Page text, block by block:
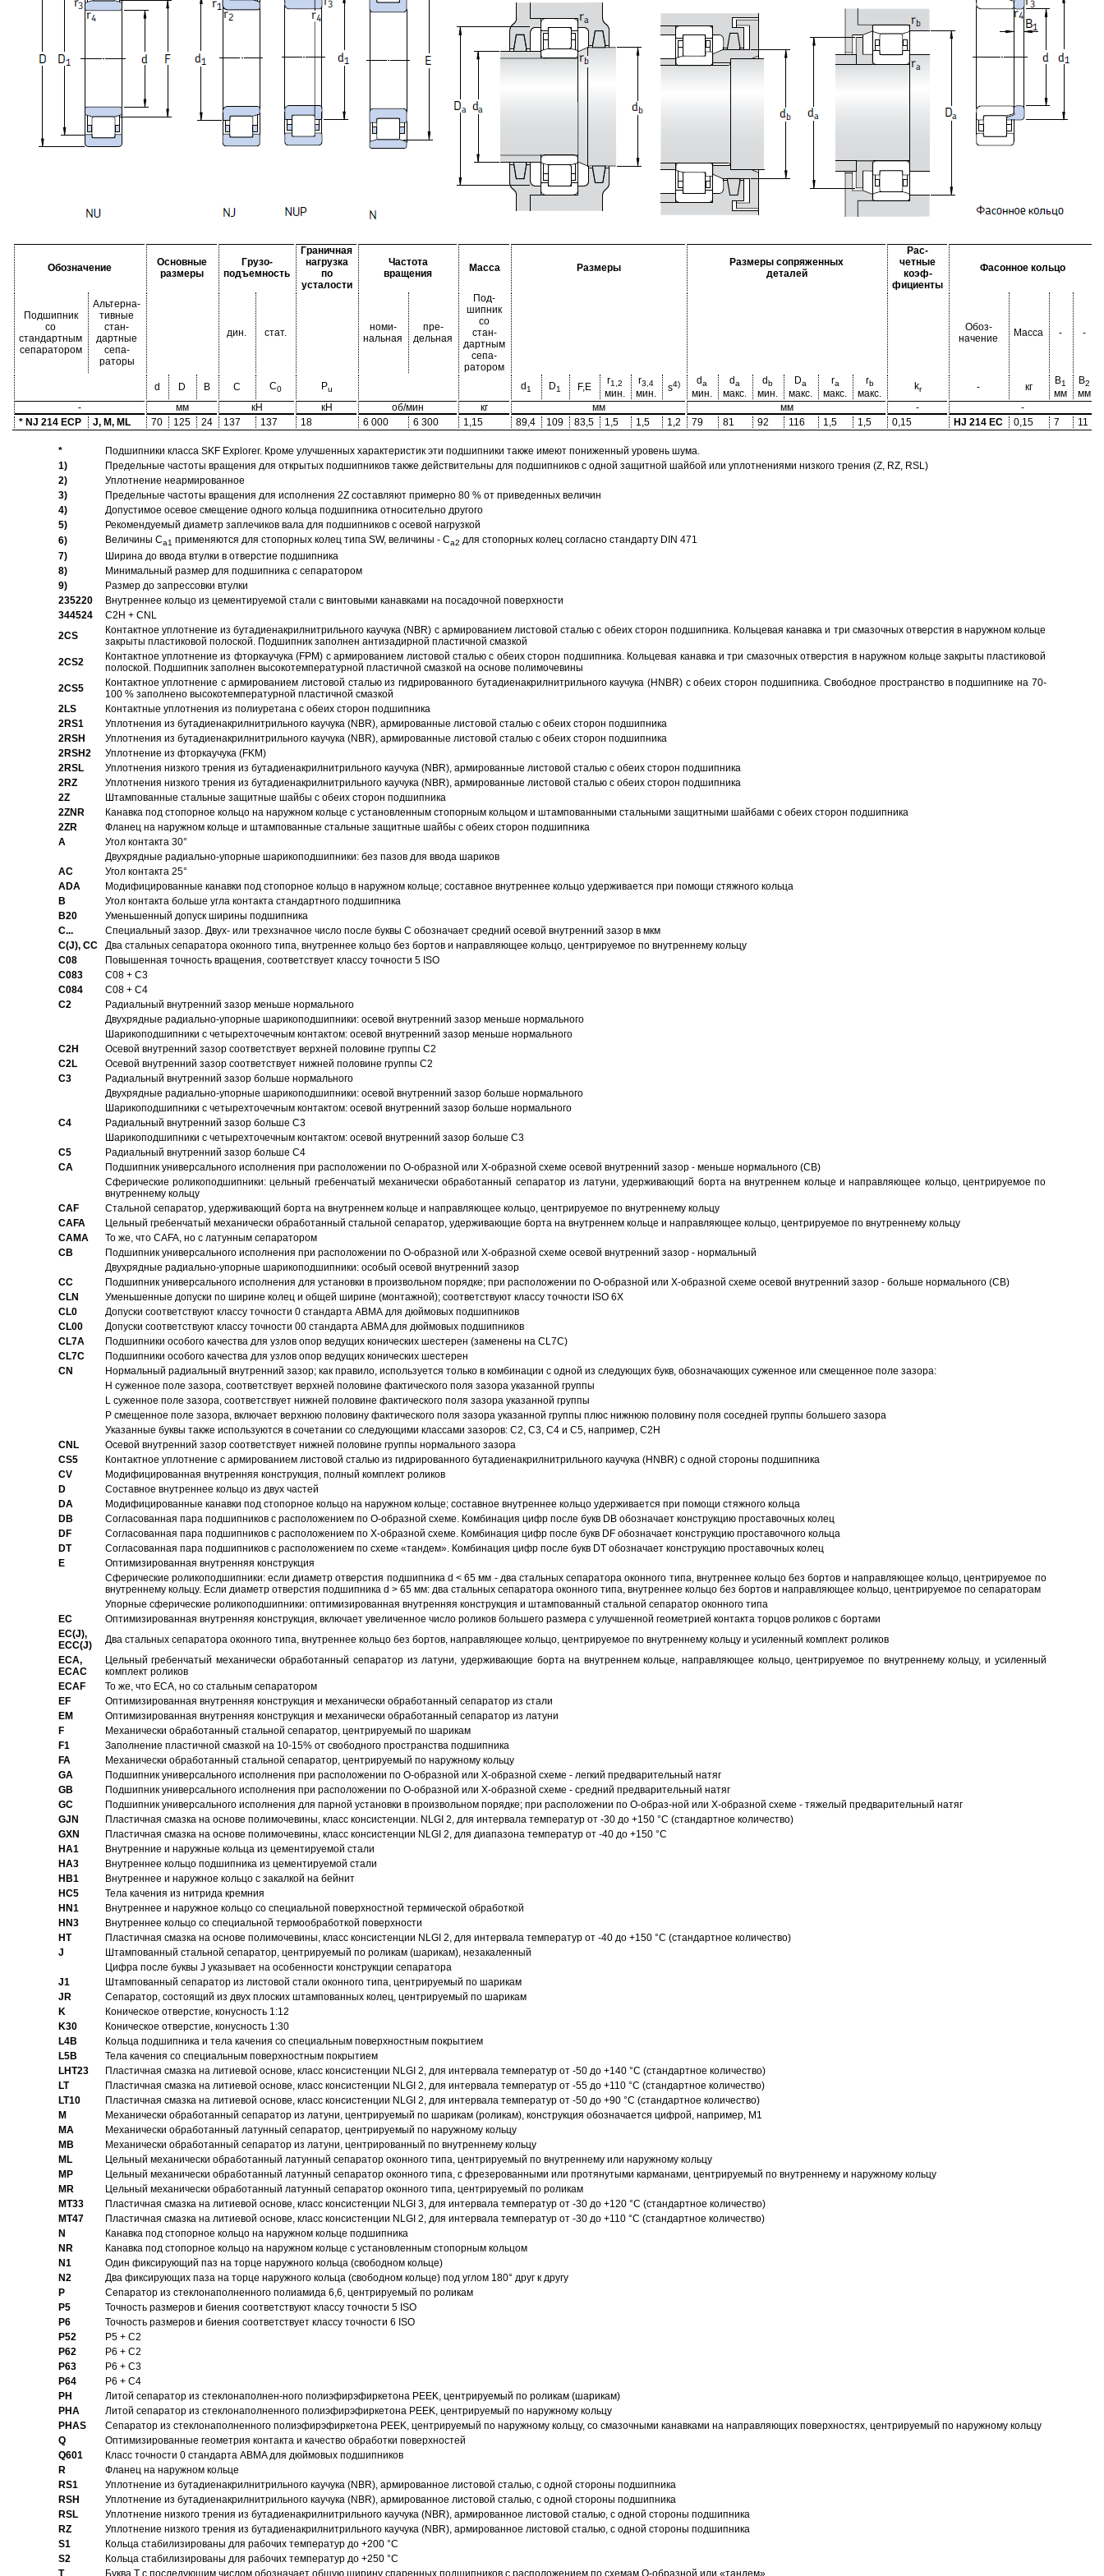
Обозначение
Основные
размеры
Грузо-
подъемность
Граничная
нагрузка
по
усталости
Частота
вращения
Масса Размеры
Размеры сопряженных
деталей
Рас-
четные
коэф-
фициенты
Фасонное кольцо
Подшипник
со
стандартным
сепаратором
Альтерна-
тивные
стан-
дартные
сепа-
раторы
дин. стат.
номи-
нальная
пре-
дельная
Под-
шипник
со
стан-
дартным
сепа-
ратором
Обоз-
начение
Масса - -
d D B C C0 Pu d1 D1 F,E
r1,2
мин.
r3,4
мин.
s4) da
мин.
da
макс.
d b
мин.
Da
макс.
ra
макс.
rb
макс.
kr - кг
B1
мм
B2
мм
-
мм кН кН об/мин кг мм мм -
-
* NJ 214 ECP
J, M, ML 70 125 24 137 137 18 6 000 6 300 1,15 89,4 109 83,5 1,5 1,5 1,2 79 81 92 116 1,5 1,5 0,15 HJ 214 EC 0,15 7 11
*
Подшипники класса SKF Explorer. Кроме улучшенных характеристик эти подшипники также имеют пониженный уровень шума.
1)
Предельные частоты вращения для открытых подшипников также действительны для подшипников с одной защитной шайбой или уплотнениями низкого трения (Z, RZ, RSL)
2)
Уплотнение неармированное
3)
Предельные частоты вращения для исполнения 2Z составляют примерно 80 % от приведенных величин
4)
Допустимое осевое смещение одного кольца подшипника относительно другого
5)
Рекомендуемый диаметр заплечиков вала для подшипников с осевой нагрузкой
6)
Величины Ca1 применяются для стопорных колец типа SW, величины - Ca2 для стопорных колец согласно стандарту DIN 471
7)
Ширина до ввода втулки в отверстие подшипника
8)
Минимальный размер для подшипника с сепаратором
9)
Размер до запрессовки втулки
235220
Внутреннее кольцо из цементируемой стали с винтовыми канавками на посадочной поверхности
344524
C2H + CNL
2CS
Контактное уплотнение из бутадиенакрилнитрильного каучука (NBR) с армированием листовой сталью с обеих сторон подшипника. Кольцевая канавка и три смазочных отверстия в наружном кольце
закрыты пластиковой полоской. Подшипник заполнен антизадирной пластичной смазкой
2CS2
Контактное уплотнение из фторкаучука (FPM) с армированием листовой сталью с обеих сторон подшипника. Кольцевая канавка и три смазочных отверстия в наружном кольце закрыты пластиковой
полоской. Подшипник заполнен высокотемпературной пластичной смазкой на основе полимочевины
2CS5
Контактное уплотнение с армированием листовой сталью из гидрированного бутадиенакрилнитрильного каучука (HNBR) с обеих сторон подшипника. Свободное пространство в подшипнике на 70-
100 % заполнено высокотемпературной пластичной смазкой
2LS
Контактные уплотнения из полиуретана с обеих сторон подшипника
2RS1
Уплотнения из бутадиенакрилнитрильного каучука (NBR), армированные листовой сталью с обеих сторон подшипника
2RSH
Уплотнения из бутадиенакрилнитрильного каучука (NBR), армированные листовой сталью с обеих сторон подшипника
2RSH2
Уплотнение из фторкаучука (FKM)
2RSL
Уплотнения низкого трения из бутадиенакрилнитрильного каучука (NBR), армированные листовой сталью с обеих сторон подшипника
2RZ
Уплотнения низкого трения из бутадиенакрилнитрильного каучука (NBR), армированные листовой сталью с обеих сторон подшипника
2Z
Штампованные стальные защитные шайбы с обеих сторон подшипника
2ZNR
Канавка под стопорное кольцо на наружном кольце с установленным стопорным кольцом и штампованными стальными защитными шайбами с обеих сторон подшипника
2ZR
Фланец на наружном кольце и штампованные стальные защитные шайбы с обеих сторон подшипника
A
Угол контакта 30°
Двухрядные радиально-упорные шарикоподшипники: без пазов для ввода шариков
AC
Угол контакта 25°
ADA
Модифицированные канавки под стопорное кольцо в наружном кольце; составное внутреннее кольцо удерживается при помощи стяжного кольца
B
Угол контакта больше угла контакта стандартного подшипника
B20
Уменьшенный допуск ширины подшипника
C...
Специальный зазор. Двух- или трехзначное число после буквы С обозначает средний осевой внутренний зазор в мкм
C(J), CC
Два стальных сепаратора оконного типа, внутреннее кольцо без бортов и направляющее кольцо, центрируемое по внутреннему кольцу
C08
Повышенная точность вращения, соответствует классу точности 5 ISO
C083
C08 + C3
C084
C08 + C4
C2
Pадиальный внутренний зазор меньше нормального
Двухрядные радиально-упорные шарикоподшипники: осевой внутренний зазор меньше нормального
Шарикоподшипники с четырехточечным контактом: осевой внутренний зазор меньше нормального
C2H
Осевой внутренний зазор соответствует верхней половине группы C2
C2L
Осевой внутренний зазор соответствует нижней половине группы C2
C3
Pадиальный внутренний зазор больше нормального
Двухрядные радиально-упорные шарикоподшипники: осевой внутренний зазор больше нормального
Шарикоподшипники с четырехточечным контактом: осевой внутренний зазор больше нормального
C4
Pадиальный внутренний зазор больше C3
Шарикоподшипники с четырехточечным контактом: осевой внутренний зазор больше C3
C5
Pадиальный внутренний зазор больше C4
CA
Подшипник универсального исполнения при расположении по О-образной или Х-образной схеме осевой внутренний зазор - меньше нормального (CB)
Сферические роликоподшипники: цельный гребенчатый механически обработанный сепаратор из латуни, удерживающий борта на внутреннем кольце и направляющее кольцо, центрируемое по
внутреннему кольцу
CAF
Стальной сепаратор, удерживающий борта на внутреннем кольце и направляющее кольцо, центрируемое по внутреннему кольцу
CAFA
Цельный гребенчатый механически обработанный стальной сепаратор, удерживающие борта на внутреннем кольце и направляющее кольцо, центрируемое по внутреннему кольцу
CAMA
То же, что CAFA, но с латунным сепаратором
CB
Подшипник универсального исполнения при расположении по О-образной или Х-образной схеме осевой внутренний зазор - нормальный
Двухрядные радиально-упорные шарикоподшипники: особый осевой внутренний зазор
CC
Подшипник универсального исполнения для установки в произвольном порядке; при расположении по О-образной или Х-образной схеме осевой внутренний зазор - больше нормального (CB)
CLN
Уменьшенные допуски по ширине колец и общей ширине (монтажной); соответствуют классу точности ISO 6X
CL0
Допуски соответствуют классу точности 0 стандарта АВМА для дюймовых подшипников
CL00
Допуски соответствуют классу точности 00 стандарта ABMA для дюймовых подшипников
CL7A
Подшипники особого качества для узлов опор ведущих конических шестерен (заменены на CL7C)
CL7C
Подшипники особого качества для узлов опор ведущих конических шестерен
CN
Hормальный радиальный внутренний зазор; как правило, используется только в комбинации с одной из следующих букв, обозначающих суженное или смещенное поле зазора:
H суженное поле зазора, соответствует верхней половине фактического поля зазора указанной группы
L суженное поле зазора, соответствует нижней половине фактического поля зазора указанной группы
P смещенное поле зазора, включает верхнюю половину фактического поля зазора указанной группы плюс нижнюю половину поля соседней группы большего зазора
Указанные буквы также используются в сочетании со следующими классами зазоров: С2, C3, С4 и С5, например, С2Н
CNL
Осевой внутренний зазор соответствует нижней половине группы нормального зазора
CS5
Контактное уплотнение с армированием листовой сталью из гидрированного бутадиенакрилнитрильного каучука (HNBR) с одной стороны подшипника
CV
Модифицированная внутренняя конструкция, полный комплект роликов
D
Составное внутреннее кольцо из двух частей
DA
Модифицированные канавки под стопорное кольцо на наружном кольце; составное внутреннее кольцо удерживается при помощи стяжного кольца
DB
Согласованная пара подшипников с расположением по О-образной схеме. Комбинация цифр после букв DB обозначает конструкцию проставочных колец
DF
Согласованная пара подшипников с расположением по Х-образной схеме. Комбинация цифр после букв DF обозначает конструкцию проставочного кольца
DT
Согласованная пара подшипников с расположением по схеме «тандем». Комбинация цифр после букв DT обозначает конструкцию проставочных колец
E
Оптимизированная внутренняя конструкция
Сферические роликоподшипники: если диаметр отверстия подшипника d < 65 мм - два стальных сепаратора оконного типа, внутреннее кольцо без бортов и направляющее кольцо, центрируемое по
внутреннему кольцу. Если диаметр отверстия подшипника d > 65 мм: два стальных сепаратора оконного типа, внутреннее кольцо без бортов и направляющее кольцо, центрируемое по сепараторам
Упорные сферические роликоподшипники: оптимизированная внутренняя конструкция и штампованный стальной сепаратор оконного типа
EC
Oптимизированная внутренняя конструкция, включает увеличенное число роликов большего размера с улучшенной геометрией контакта торцов роликов с бортами
EC(J),
ECC(J)
Два стальных сепаратора оконного типа, внутреннее кольцо без бортов, направляющее кольцо, центрируемое по внутреннему кольцу и усиленный комплект роликов
ECA,
ECAC
Цельный гребенчатый механически обработанный сепаратор из латуни, удерживающие борта на внутреннем кольце, направляющее кольцо, центрируемое по внутреннему кольцу, и усиленный
комплект роликов
ECAF
То же, что ECA, но со стальным сепаратором
EF
Оптимизированная внутренняя конструкция и механически обработанный сепаратор из стали
EM
Оптимизированная внутренняя конструкция и механически обработанный сепаратор из латуни
F
Механически обработанный стальной сепаратор, центрируемый по шарикам
F1
Заполнение пластичной смазкой на 10-15% от свободного пространства подшипника
FA
Механически обработанный стальной сепаратор, центрируемый по наружному кольцу
GA
Подшипник универсального исполнения при расположении по О-образной или Х-образной схеме - легкий предварительный натяг
GB
Подшипник универсального исполнения при расположении по О-образной или Х-образной схеме - средний предварительный натяг
GC
Подшипник универсального исполнения для парной установки в произвольном порядке; при расположении по О-образ-ной или Х-образной схеме - тяжелый предварительный натяг
GJN
Пластичная смазка на основе полимочевины, класс консистенции. NLGI 2, для интервала температур от -30 до +150 °C (стандартное количество)
GXN
Пластичная смазка на основе полимочевины, класс консистенции NLGI 2, для диапазона температур от -40 до +150 °C
HA1
Внутренние и наружные кольца из цементируемой стали
HA3
Bнутреннее кольцо подшипника из цементируемой стали
HB1
Bнутреннее и наружное кольцо с закалкой на бейнит
HC5
Тела качения из нитрида кремния
HN1
Bнутреннее и наружное кольцо со специальной поверхностной термической обработкой
HN3
Внутреннее кольцо со специальной термообработкой поверхности
HT
Пластичная смазка на основе полимочевины, класс консистенции NLGI 2, для интервала температур от -40 до +150 °C (стандартное количество)
J
Штампованный стальной сепаратор, центрируемый по роликам (шарикам), незакаленный
Цифра после буквы J указывает на особенности конструкции сепаратора
J1
Штампованный сепаратор из листовой стали оконного типа, центрируемый по шарикам
JR
Сепаратор, состоящий из двух плоских штампованных колец, центрируемый по шарикам
K
Коническое отверстие, конусность 1:12
K30
Коническое отверстие, конусность 1:30
L4B
Кольца подшипника и тела качения со специальным поверхностным покрытием
L5B
Тела качения со специальным поверхностным покрытием
LHT23
Пластичная смазка на литиевой основе, класс консистенции NLGI 2, для интервала температур от -50 до +140 °C (стандартное количество)
LT
Пластичная смазка на литиевой основе, класс консистенции NLGI 2, для интервала температур от -55 до +110 °C (стандартное количество)
LT10
Пластичная смазка на литиевой основе, класс консистенции NLGI 2, для интервала температур от -50 до +90 °C (стандартное количество)
M
Механически обработанный сепаратор из латуни, центрируемый по шарикам (роликам), конструкция обозначается цифрой, например, M1
MA
Механически обработанный латунный сепаратор, центрируемый по наружному кольцу
MB
Механически обработанный сепаратор из латуни, центрированный по внутреннему кольцу
ML
Цельный механически обработанный латунный сепаратор оконного типа, центрируемый по внутреннему или наружному кольцу
MP
Цельный механически обработанный латунный сепаратор оконного типа, с фрезерованными или протянутыми карманами, центрируемый по внутреннему и наружному кольцу
MR
Цельный механически обработанный латунный сепаратор оконного типа, центрируемый по роликам
MT33
Пластичная смазка на литиевой основе, класс консистенции NLGI 3, для интервала температур от -30 до +120 °C (стандартное количество)
MT47
Пластичная смазка на литиевой основе, класс консистенции NLGI 2, для интервала температур от -30 до +110 °C (стандартное количество)
N
Канавка под стопорное кольцо на наружном кольце подшипника
NR
Канавка под стопорное кольцо на наружном кольце с установленным стопорным кольцом
N1
Один фиксирующий паз на торце наружного кольца (свободном кольце)
N2
Два фиксирующих паза на торце наружного кольца (свободном кольце) под углом 180° друг к другу
P
Cепаратор из стеклонаполненного полиамида 6,6, центрируемый по роликам
P5
Точность размеров и биения соответствуют классу точности 5 ISO
P6
Точность размеров и биения соответствует классу точности 6 ISO
P52
P5 + C2
P62
P6 + C2
P63
P6 + C3
P64
P6 + C4
PH
Литой сепаратор из стеклонаполнен-ного полиэфирэфиркетона PEEK, центрируемый по роликам (шарикам)
PHA
Литой сепаратор из стеклонаполненного полиэфирэфиркетона PEEK, центрируемый по наружному кольцу
PHAS
Сепаратор из стеклонаполненного полиэфирэфиркетона PEEK, центрируемый по наружному кольцу, со смазочными канавками на направляющих поверхностях, центрируемый по наружному кольцу
Q
Оптимизированные геометрия контакта и качество обработки поверхностей
Q601
Класс точности 0 стандарта ABMA для дюймовых подшипников
R
Фланец на наружном кольце
RS1
Уплотнение из бутадиенакрилнитрильного каучука (NBR), армированное листовой сталью, с одной стороны подшипника
RSH
Уплотнение из бутадиенакрилнитрильного каучука (NBR), армированное листовой сталью, с одной стороны подшипника
RSL
Уплотнение низкого трения из бутадиенакрилнитрильного каучука (NBR), армированное листовой сталью, с одной стороны подшипника
RZ
Уплотнение низкого трения из бутадиенакрилнитрильного каучука (NBR), армированное листовой сталью, с одной стороны подшипника
S1
Кольца стабилизированы для рабочих температур до +200 °C
S2
Кольца стабилизированы для рабочих температур до +250 °C
T
Буква T с последующим числом обозначает общую ширину спаренных подшипников с расположением по схемам О-образной или «тандем»